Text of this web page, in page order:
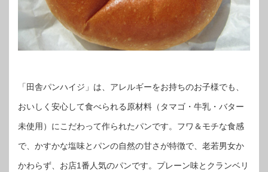
「田舎パンハイジ」は、アレルギーをお持ちのお子様でも、
おいしく安心して食べられる原材料（タマゴ・牛乳・バター
未使用）にこだわって作られたパンです。フワ＆モチな食感
で、かすかな塩味とパンの自然の甘さが特徴で、老若男女か
かわらず、お店1番人気のパンです。プレーン味とクランベリ